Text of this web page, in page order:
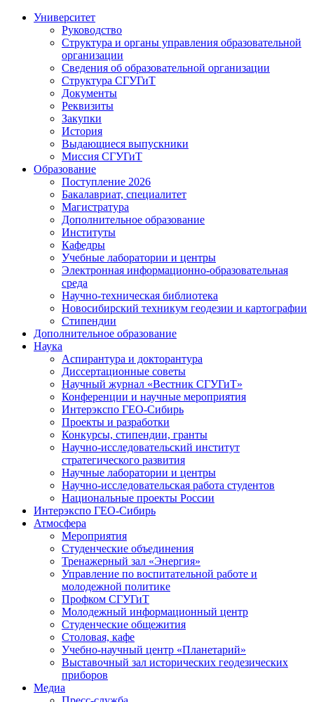
Университет
Руководство
Структура и органы управления образовательной
организации
Сведения об образовательной организации
Структура СГУГиТ
Документы
Реквизиты
Закупки
История
Выдающиеся выпускники
Миссия СГУГиТ
Образование
Поступление 2026
Бакалавриат, специалитет
Магистратура
Дополнительное образование
Институты
Кафедры
Учебные лаборатории и центры
Электронная информационно-образовательная
среда
Научно-техническая библиотека
Новосибирский техникум геодезии и картографии
Стипендии
Дополнительное образование
Наука
Аспирантура и докторантура
Диссертационные советы
Научный журнал «Вестник СГУГиТ»
Конференции и научные мероприятия
Интерэкспо ГЕО-Сибирь
Проекты и разработки
Конкурсы, стипендии, гранты
Научно-исследовательский институт
стратегического развития
Научные лаборатории и центры
Научно-исследовательская работа студентов
Национальные проекты России
Интерэкспо ГЕО-Сибирь
Атмосфера
Мероприятия
Студенческие объединения
Тренажерный зал «Энергия»
Управление по воспитательной работе и
молодежной политике
Профком СГУГиТ
Молодежный информационный центр
Студенческие общежития
Столовая, кафе
Учебно-научный центр «Планетарий»
Выставочный зал исторических геодезических
приборов
Медиа